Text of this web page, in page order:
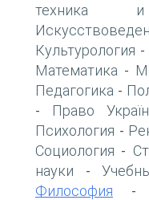
техника и
Культурология -
Математика -
Педагогика -
- Право
Психология -
Социология -
науки -
Философия -